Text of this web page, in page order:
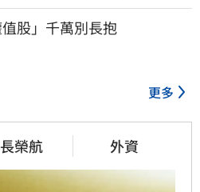
股」千萬別長抱
更多
長榮航 外資